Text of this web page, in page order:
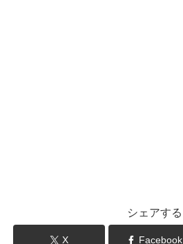
シェアする
X Facebook